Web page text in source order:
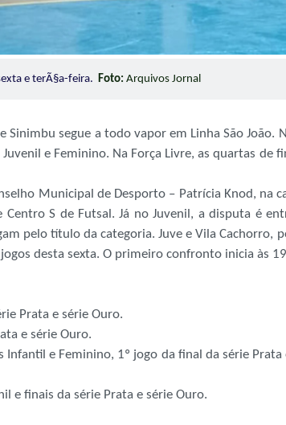
e terÃ§a-feira. Foto: Arquivos Jornal
segue a todo vapor em Linha São João.
e Feminino. Na Força Livre, as quartas de
Municipal de Desporto – Patrícia Knod, na
S de Futsal. Já no Juvenil, a disputa é
pelo título da categoria. Juve e Vila Cachorro,
desta sexta. O primeiro confronto inicia às
Prata e série Ouro.
e série Ouro.
Infantil e Feminino, 1º jogo da final da série
e finais da série Prata e série Ouro.